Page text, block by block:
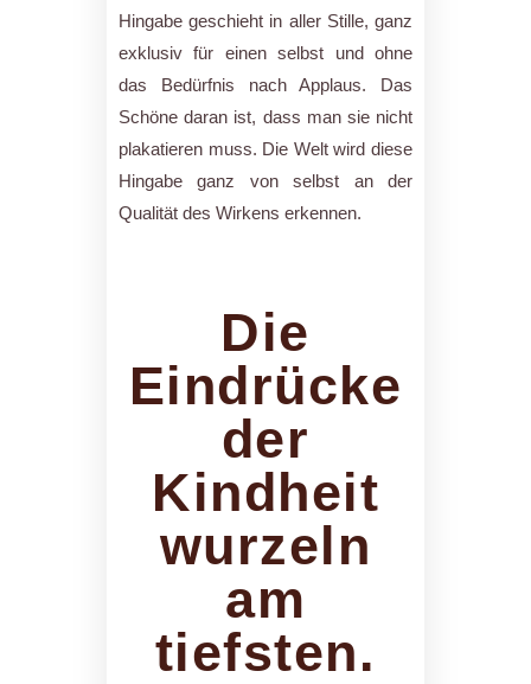
Hingabe geschieht in aller Stille, ganz
exklusiv für einen selbst und ohne
das Bedürfnis nach Applaus. Das
Schöne daran ist, dass man sie nicht
plakatieren muss. Die Welt wird diese
Hingabe ganz von selbst an der
Qualität des Wirkens erkennen.
Die
Eindrücke
der
Kindheit
wurzeln
am
tiefsten.